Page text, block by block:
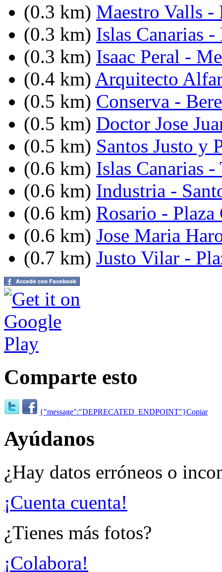
(0.3 km) Maestro Valls
(0.3 km) Islas Canarias
(0.3 km) Isaac Peral -
(0.4 km) Arquitecto
(0.5 km) Conserva -
(0.5 km) Doctor Jose
(0.5 km) Santos Justo y
(0.6 km) Islas Canarias
(0.6 km) Industria -
(0.6 km) Rosario - Plaza
(0.6 km) Jose Maria
(0.7 km) Justo Vilar -
Comparte esto
{"message":"DEPRECATED_ENDPOINT"}Copiar
Ayúdanos
¿Hay datos erróneos o
¡Cuenta cuenta!
¿Tienes más fotos?
¡Colabora!